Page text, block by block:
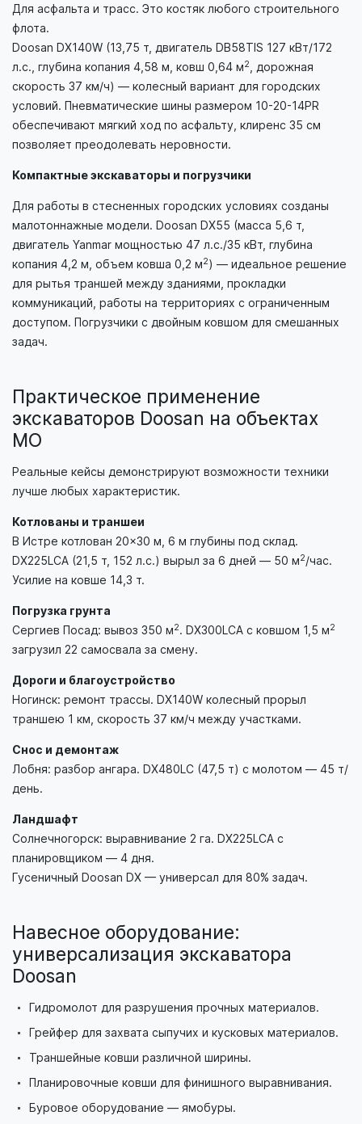
Для асфальта и трасс. Это костяк любого строительного
флота.
Doosan DX140W (13,75 т, двигатель DB58TIS 127 кВт/172
л.с., глубина копания 4,58 м, ковш 0,64 м2
, дорожная
скорость 37 км/ч) — колесный вариант для городских
условий. Пневматические шины размером 10-20-14PR
обеспечивают мягкий ход по асфальту, клиренс 35 см
позволяет преодолевать неровности.
Компактные экскаваторы и погрузчики
Для работы в стесненных городских условиях созданы
малотоннажные модели. Doosan DX55 (масса 5,6 т,
двигатель Yanmar мощностью 47 л.с./35 кВт, глубина
копания 4,2 м, объем ковша 0,2 м2) — идеальное решение
для рытья траншей между зданиями, прокладки
коммуникаций, работы на территориях с ограниченным
доступом. Погрузчики с двойным ковшом для смешанных
задач.
Практическое применение
экскаваторов Doosan на объектах
МО
Реальные кейсы демонстрируют возможности техники
лучше любых характеристик.
Котлованы и траншеи
В Истре котлован 20×30 м, 6 м глубины под склад.
DX225LCA (21,5 т, 152 л.с.) вырыл за 6 дней — 50 м2/час.
Усилие на ковше 14,3 т.
Погрузка грунта
Сергиев Посад: вывоз 350 м2. DX300LCA с ковшом 1,5 м2
загрузил 22 самосвала за смену.
Дороги и благоустройство
Ногинск: ремонт трассы. DX140W колесный прорыл
траншею 1 км, скорость 37 км/ч между участками.
Снос и демонтаж
Лобня: разбор ангара. DX480LC (47,5 т) с молотом — 45 т/
день.
Ландшафт
Солнечногорск: выравнивание 2 га. DX225LCA с
планировщиком — 4 дня.
Гусеничный Doosan DX — универсал для 80% задач.
Навесное оборудование:
универсализация экскаватора
Doosan
Гидромолот для разрушения прочных материалов.
Грейфер для захвата сыпучих и кусковых материалов.
Траншейные ковши различной ширины.
Планировочные ковши для финишного выравнивания.
Буровое оборудование — ямобуры.